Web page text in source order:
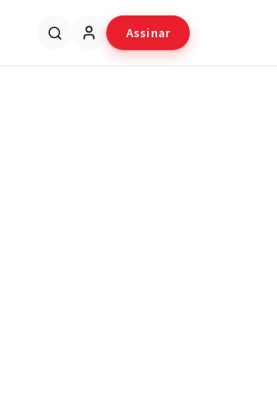
Assinar